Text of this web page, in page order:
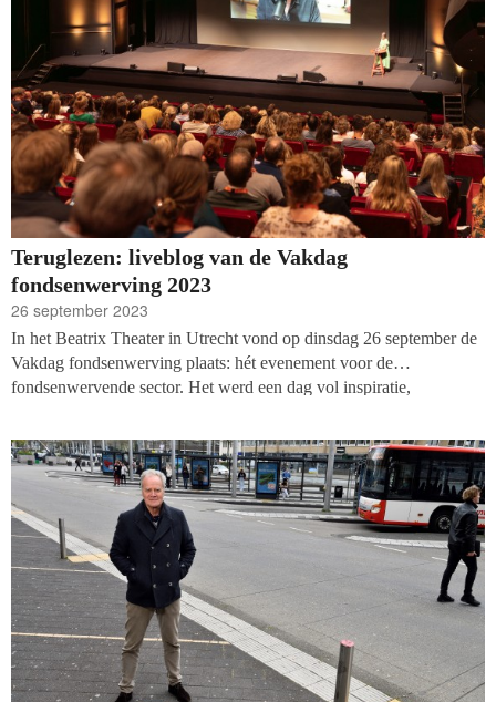
Teruglezen: liveblog van de Vakdag
fondsenwerving 2023
26 september 2023
In het Beatrix Theater in Utrecht vond op dinsdag 26 september de
Vakdag fondsenwerving plaats: hét evenement voor de
fondsenwervende sector. Het werd een dag vol inspiratie,
Thijs en Gea Broekema verzorgden samen updates vanaf de dag.
Lees deze hier terug: